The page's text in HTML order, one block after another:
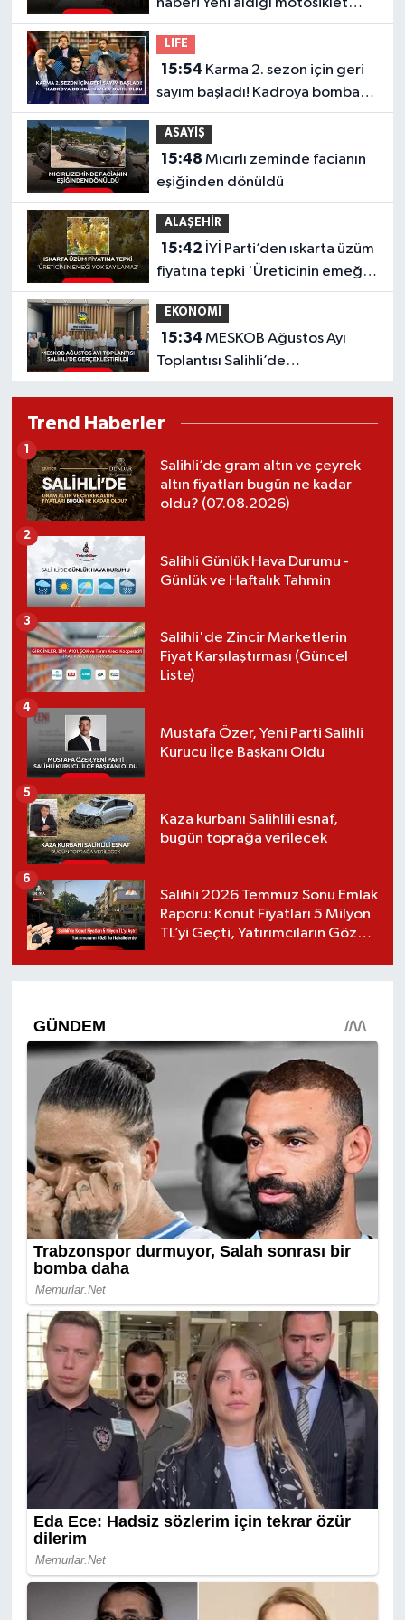
sonu oldu
LIFE
15:54
sayım başladı! Kadroya bomba
isimler dahil oldu
ASAYİŞ
15:48
eşiğinden dönüldü
ALAŞEHİR
15:42
fiyatına tepki 'Üreticinin emeği
yok sayılamaz'
EKONOMİ
15:34
Toplantısı Salihli’de
Gerçekleştirildi
Trend Haberler
Salihli’de gram altın ve çeyrek
altın fiyatları bugün ne kadar
oldu? (07.08.2026)
1
Salihli Günlük Hava Durumu -
Günlük ve Haftalık Tahmin
2
Salihli'de Zincir Marketlerin
Fiyat Karşılaştırması (Güncel
Liste)
3
Mustafa Özer, Yeni Parti Salihli
Kurucu İlçe Başkanı Oldu
4
Kaza kurbanı Salihlili esnaf,
bugün toprağa verilecek
5
Salihli 2026 Temmuz Sonu Emlak
Raporu: Konut Fiyatları 5 Milyon
TL’yi Geçti, Yatırımcıların Gözü
6
KÜLTÜR SANAT
YAŞAM
LIFE
SARIGÖL
SARUHANLI
SELENDİ
KIRKAĞAÇ
DEMİRCİ
GÖLMARMARA
GÖRDES
KÖPRÜBAŞI
SOMA
KÖPRÜBAŞI
KULA
SALİHLİ
SARIGÖL
SARUHANLI
ŞEHZADELER
SELENDİ
SOMA
TURGUTLU
YUNUSEMRE
EKONOMİ
EĞİTİM
KÜLTÜR SANAT
SPOR
YAŞAM
LIFE
BİLİM VE TEKNOLOJİ
YAZARLAR
MANİSA'NIN YÖRESEL LEZZETLERİ
MANİSA'YI KEŞFET
TÜRKİYE'DE TREND HABERLER
ÖZEL HABER